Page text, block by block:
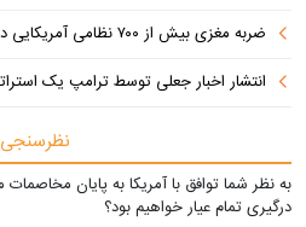
ضربه مغزی بیش از ۷۰۰ نظامی آمریکایی در حملات ایران
انتشار اخبار جعلی توسط ترامپ یک
نظرسنجی
به نظر شما توافق با آمریکا به پایان
درگیری تمام عیار خواهیم بود؟